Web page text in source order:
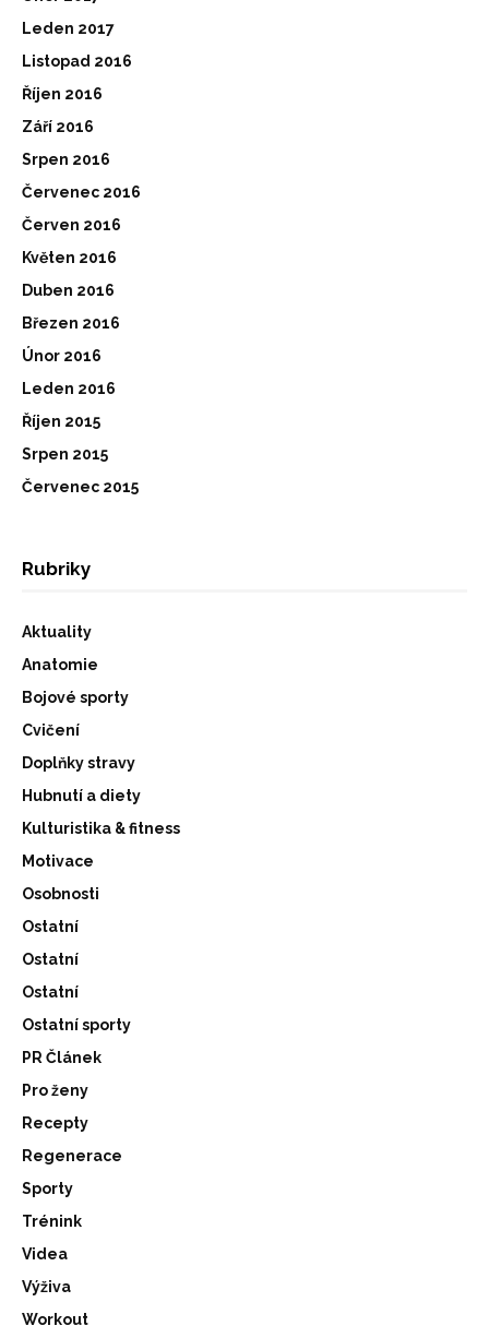
Leden 2017
Listopad 2016
Říjen 2016
Září 2016
Srpen 2016
Červenec 2016
Červen 2016
Květen 2016
Duben 2016
Březen 2016
Únor 2016
Leden 2016
Říjen 2015
Srpen 2015
Červenec 2015
Rubriky
Aktuality
Anatomie
Bojové sporty
Cvičení
Doplňky stravy
Hubnutí a diety
Kulturistika & fitness
Motivace
Osobnosti
Ostatní
Ostatní
Ostatní
Ostatní sporty
PR Článek
Pro ženy
Recepty
Regenerace
Sporty
Trénink
Videa
Výživa
Workout